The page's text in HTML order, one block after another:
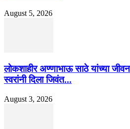
August 5, 2026
लोकशाहीर अण्णाभाऊ साठे यांच्या
स्वरांनी दिला जिवंत...
August 3, 2026